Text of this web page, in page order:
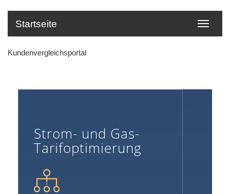
Startseite
Kundenvergleichsportal
Strom- und Gas-
Tarifoptimierung